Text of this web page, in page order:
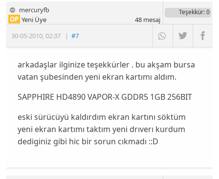
mercuryfb
30-05-2010,02:37 |#7
OP Yeni Üye
Teşekkür: 0
48mesaj
arkadaşlar ilginize teşekkürler . bu akşam bursa
vatan şubesinden yeni ekran kartımı aldım.
SAPPHIRE HD4890 VAPOR-X GDDR5 1GB 256BIT
eski sürücüyü kaldırdım ekran kartını söktüm
yeni ekran kartımı taktım yeni drıverı kurdum
dediginiz gibi hic bir sorun cıkmadı ::D